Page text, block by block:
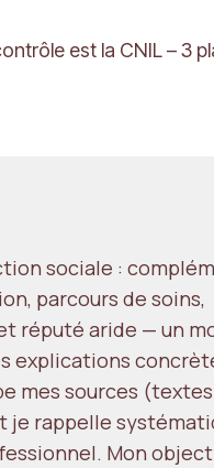
est la CNIL – 3
sociale :
parcours de soins,
réputé aride — un
explications
mes sources
je rappelle
Mon